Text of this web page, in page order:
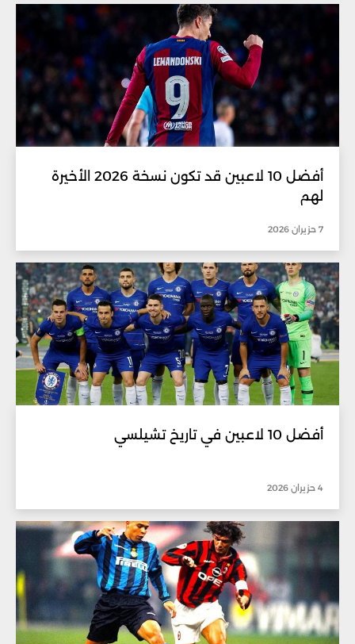
أفضل 10 لاعبين قد تكون نسخة 2026 الأخيرة
لهم
7 حزيران 2026
أفضل 10 لاعبين في تاريخ تشيلسي
4 حزيران 2026